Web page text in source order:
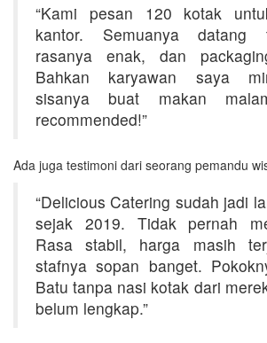
“Kami pesan 120 kotak
kantor. Semuanya datang
rasanya enak, dan
Bahkan karyawan saya
sisanya buat makan
recommended!”
Ada juga testimoni dari seorang pemandu
“Delicious Catering sudah jadi
sejak 2019. Tidak pernah
Rasa stabil, harga masih
stafnya sopan banget.
Batu tanpa nasi kotak dari
belum lengkap.”